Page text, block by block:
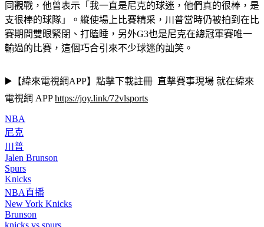
同觀戰，他曾表示「我一直是尼克的球迷，他們真的很棒，是
支很棒的球隊」。縱使場上比賽精采，川普當時仍被拍到在比
賽期間雙眼緊閉、打瞌睡，另外G3也是尼克在總冠軍賽唯一
輸過的比賽，這個巧合引來不少球迷的訕笑。
▶️【緯來電視網APP】點擊下載註冊  直擊賽事現場 就在緯來
電視網 APP https://joy.link/72vlsports
NBA
尼克
川普
Jalen Brunson
Spurs
Knicks
NBA直播
New York Knicks
Brunson